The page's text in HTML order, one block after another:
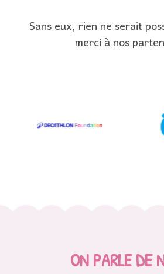
Sans eux, rien ne serait
merci à nos
ON PARLE DE